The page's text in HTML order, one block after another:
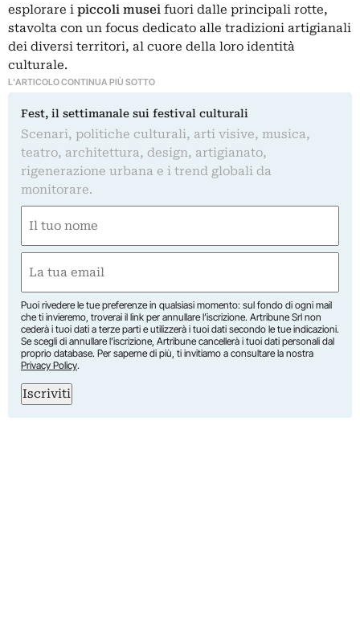
esplorare i piccoli musei fuori dalle principali rotte,
stavolta con un focus dedicato alle tradizioni artigianali
dei diversi territori, al cuore della loro identità
culturale.
L'ARTICOLO CONTINUA PIÙ SOTTO
Fest, il settimanale sui festival culturali
Scenari, politiche culturali, arti visive, musica,
teatro, architettura, design, artigianato,
rigenerazione urbana e i trend globali da
monitorare.
(Obbligatorio)
(Obbligatorio)
Puoi rivedere le tue preferenze in qualsiasi momento: sul fondo di ogni mail
che ti invieremo, troverai il link per annullare l’iscrizione. Artribune Srl non
cederà i tuoi dati a terze parti e utilizzerà i tuoi dati secondo le tue indicazioni.
Se scegli di annullare l’iscrizione, Artribune cancellerà i tuoi dati personali dal
proprio database. Per saperne di più, ti invitiamo a consultare la nostra
Privacy Policy.
Iscriviti